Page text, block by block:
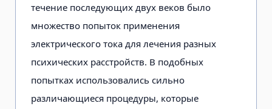
течение последующих двух веков было
множество попыток применения
электрического тока для лечения разных
психических расстройств. В подобных
попытках использовались сильно
различающиеся процедуры, которые